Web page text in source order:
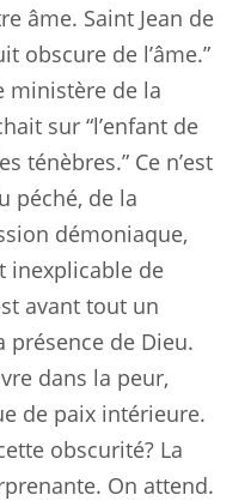
âme. Saint Jean de
obscure de l’âme.”
ministère de la
sur “l’enfant de
ténèbres.” Ce n’est
péché, de la
démoniaque,
inexplicable de
avant tout un
de Dieu.
dans la peur,
de paix intérieure.
obscurité? La
On attend.